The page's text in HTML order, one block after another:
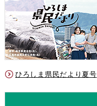
ひろしま県民だより夏号